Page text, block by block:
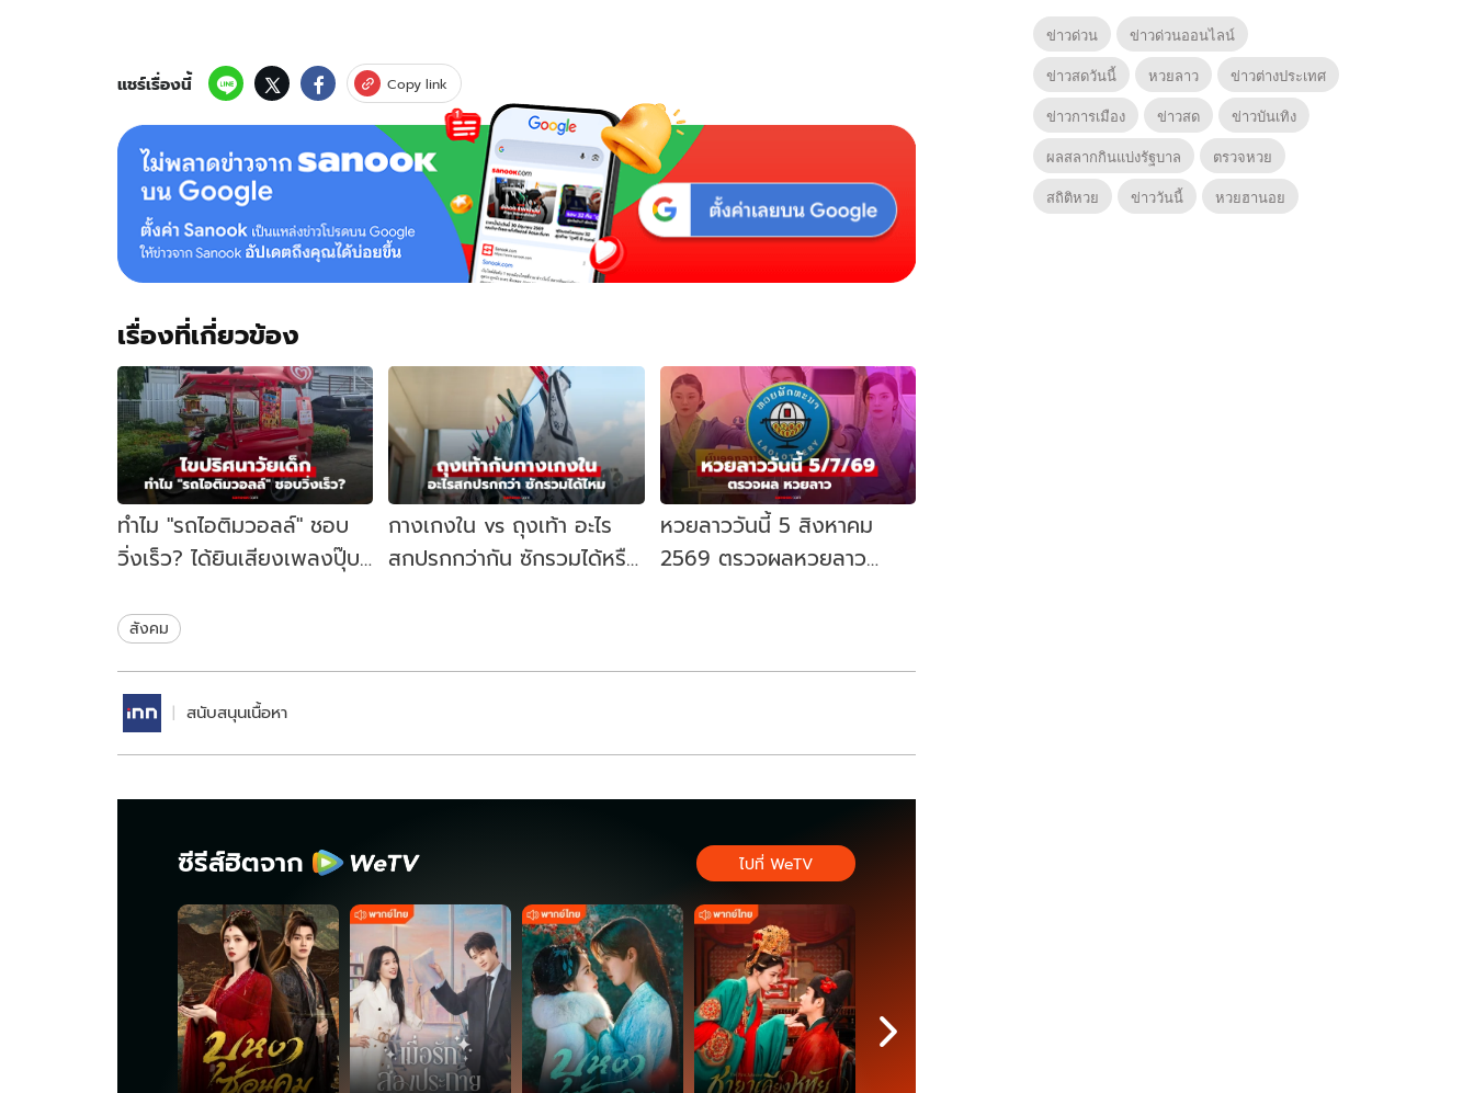
แชร์เรื่องนี้ Copy link
เรื่องที่เกี่ยวข้อง
ทำไม "รถไอติมวอลล์" ชอบ
วิ่งเร็ว? ได้ยินเสียงเพลงปุ๊บ
กางเกงใน vs ถุงเท้า อะไร
สกปรกกว่ากัน ซักรวมได้หรือ
หวยลาววันนี้ 5 สิงหาคม
2569 ตรวจผลหวยลาว
สังคม
สนับสนุนเนื้อหา
ซีรีส์ฮิตจาก ไปที่ WeTV
ข่าวด่วน
ข่าวด่วนออนไลน์
ข่าวสดวันนี้
หวยลาว
ข่าวต่างประเทศ
ข่าวการเมือง
ข่าวสด
ข่าวบันเทิง
ผลสลากกินแบ่งรัฐบาล
ตรวจหวย
สถิติหวย
ข่าววันนี้ หวยฮานอย